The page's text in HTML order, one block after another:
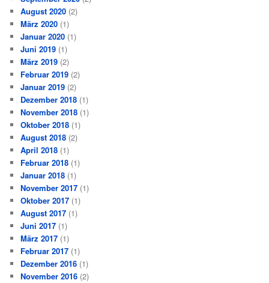
August 2020 (2)
März 2020 (1)
Januar 2020 (1)
Juni 2019 (1)
März 2019 (2)
Februar 2019 (2)
Januar 2019 (2)
Dezember 2018 (1)
November 2018 (1)
Oktober 2018 (1)
August 2018 (2)
April 2018 (1)
Februar 2018 (1)
Januar 2018 (1)
November 2017 (1)
Oktober 2017 (1)
August 2017 (1)
Juni 2017 (1)
März 2017 (1)
Februar 2017 (1)
Dezember 2016 (1)
November 2016 (2)